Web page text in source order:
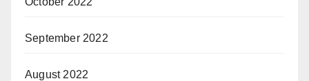
September 2022
August 2022